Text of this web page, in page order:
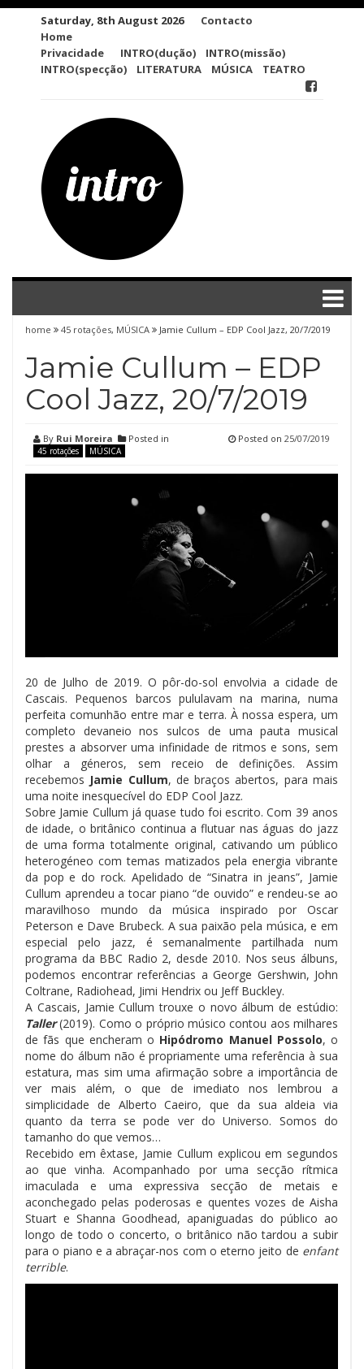
Saturday, 8th August 2026
Contacto
Home
Privacidade
INTRO(dução)
INTRO(missão)
INTRO(specção)
LITERATURA MÚSICA TEATRO
home 45 rotações, MÚSICA Jamie Cullum – EDP Cool Jazz, 20/7/2019
Jamie Cullum – EDP
Cool Jazz, 20/7/2019
By Rui Moreira Posted in
45 rotações MÚSICA
Posted on 25/07/2019
20 de Julho de 2019. O pôr-do-sol envolvia a cidade de
Cascais. Pequenos barcos pululavam na marina, numa
perfeita comunhão entre mar e terra. À nossa espera, um
completo devaneio nos sulcos de uma pauta musical
prestes a absorver uma infinidade de ritmos e sons, sem
olhar a géneros, sem receio de definições. Assim
recebemos Jamie Cullum, de braços abertos, para mais
uma noite inesquecível do EDP Cool Jazz.
Sobre Jamie Cullum já quase tudo foi escrito. Com 39 anos
de idade, o britânico continua a flutuar nas águas do jazz
de uma forma totalmente original, cativando um público
heterogéneo com temas matizados pela energia vibrante
da pop e do rock. Apelidado de “Sinatra in jeans”, Jamie
Cullum aprendeu a tocar piano “de ouvido” e rendeu-se ao
maravilhoso mundo da música inspirado por Oscar
Peterson e Dave Brubeck. A sua paixão pela música, e em
especial pelo jazz, é semanalmente partilhada num
programa da BBC Radio 2, desde 2010. Nos seus álbuns,
podemos encontrar referências a George Gershwin, John
Coltrane, Radiohead, Jimi Hendrix ou Jeff Buckley.
A Cascais, Jamie Cullum trouxe o novo álbum de estúdio:
Taller (2019). Como o próprio músico contou aos milhares
de fãs que encheram o Hipódromo Manuel Possolo, o
nome do álbum não é propriamente uma referência à sua
estatura, mas sim uma afirmação sobre a importância de
ver mais além, o que de imediato nos lembrou a
simplicidade de Alberto Caeiro, que da sua aldeia via
quanto da terra se pode ver do Universo. Somos do
tamanho do que vemos…
Recebido em êxtase, Jamie Cullum explicou em segundos
ao que vinha. Acompanhado por uma secção rítmica
imaculada e uma expressiva secção de metais e
aconchegado pelas poderosas e quentes vozes de Aisha
Stuart e Shanna Goodhead, apaniguadas do público ao
longo de todo o concerto, o britânico não tardou a subir
para o piano e a abraçar-nos com o eterno jeito de enfant
terrible.